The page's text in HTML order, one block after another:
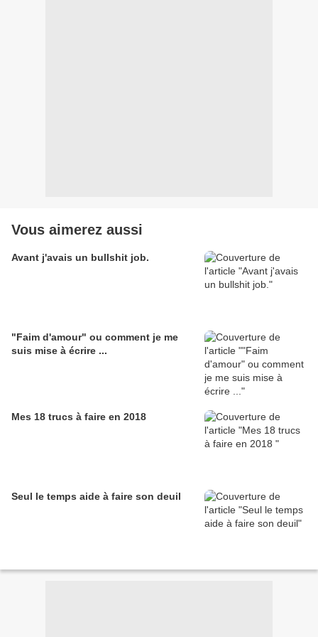
Vous aimerez aussi
Avant j'avais un bullshit job.
"Faim d'amour" ou comment je me
suis mise à écrire ...
Mes 18 trucs à faire en 2018
Seul le temps aide à faire son deuil